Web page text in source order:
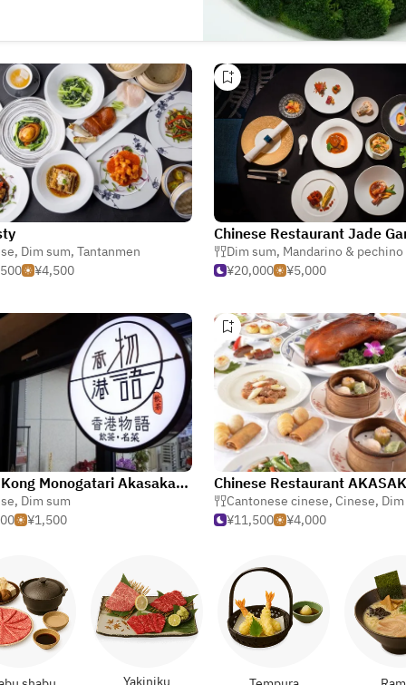
, Dim sum, Tantanmen
¥4,500
Chinese Restaurant Jade
Dim sum, Mandarino & pechino
¥20,000
¥5,000
Hong Kong Monogatari Akasakamitsuke
, Dim sum
¥1,500
Cantonese cinese, Cinese,
¥11,500
¥4,000